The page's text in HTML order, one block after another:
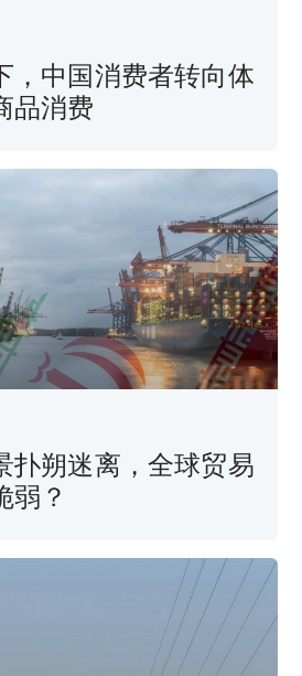
，中国消费者转向体
品消费
扑朔迷离，全球贸易
弱？